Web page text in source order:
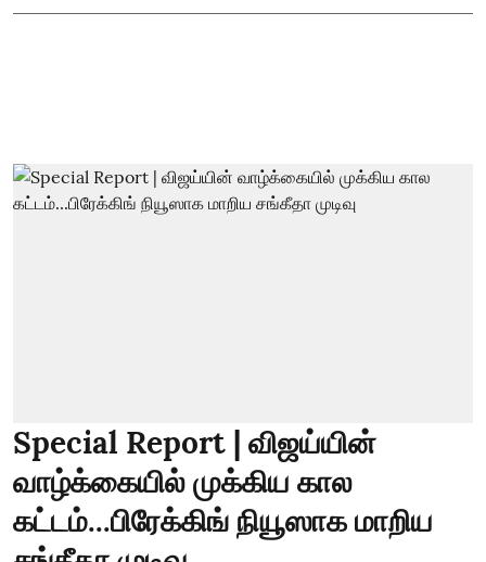
Special Report | விஜய்யின்
வாழ்க்கையில் முக்கிய கால
கட்டம்...பிரேக்கிங் நியூஸாக மாறிய